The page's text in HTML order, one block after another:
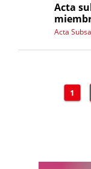
Acta
Acta
1